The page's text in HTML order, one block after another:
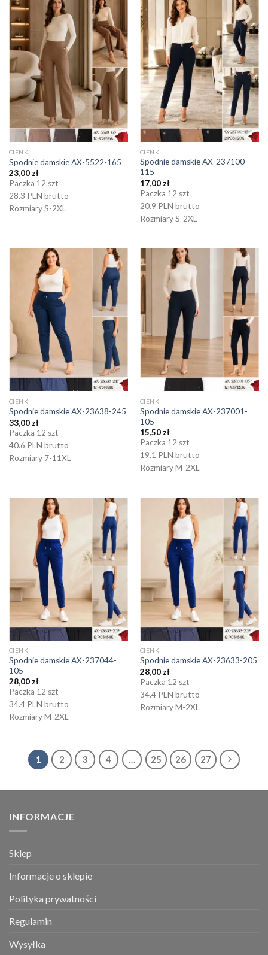
CIENKI
Spodnie damskie AX-5522-165
23,00zł
Paczka 12 szt
28.3 PLN brutto
Rozmiary S-2XL
CIENKI
Spodnie damskie AX-237100-
115
17,00 zł
Paczka 12 szt
20.9 PLN brutto
Rozmiary S-2XL
CIENKI
Spodnie damskie AX-23638-245
33,00 zł
Paczka 12 szt
40.6 PLN brutto
Rozmiary 7-11XL
CIENKI
Spodnie damskie AX-237001-
105
15,50 zł
Paczka 12 szt
19.1 PLN brutto
Rozmiary M-2XL
CIENKI
Spodnie damskie AX-237044-
105
28,00 zł
Paczka 12 szt
34.4 PLN brutto
Rozmiary M-2XL
CIENKI
Spodnie damskie AX-23633-205
28,00 zł
Paczka 12 szt
34.4 PLN brutto
Rozmiary M-2XL
1 2 3 4 … 25 26 27
INFORMACJE
Sklep
Informacje o sklepie
Polityka prywatności
Regulamin
Wysyłka